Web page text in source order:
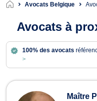
Avocats Belgique
Avocats à
100% des avocats
>
Avocats à
Maître